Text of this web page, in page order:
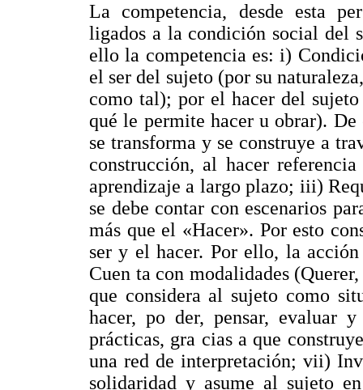
La competencia, desde esta
ligados a la condición social del
ello la competencia es: i)
el ser del sujeto (por su
como tal); por el hacer del
qué le permite hacer u obrar). De
se transforma y se construye a
construcción, al hacer
aprendizaje a largo plazo; iii)
se debe contar con escenarios
más que el «Hacer». Por esto
ser y el hacer. Por ello, la
Cuen ta con modalidades
que considera al sujeto como
hacer, po der, pensar, evaluar
prácticas, gra cias a que
una red de interpretación; vii)
solidaridad y asume al sujeto